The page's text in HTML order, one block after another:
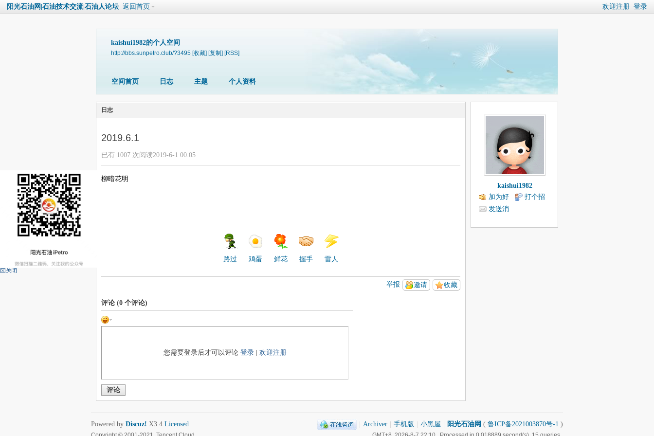
欢迎注册 登录
阳光石油网|石油技术交流|石油人论坛 返回首页
kaishui1982的个人空间
http://bbs.sunpetro.club/?3495 [收藏] [复制] [RSS]
空间首页 日志 主题 个人资料
日志
2019.6.1
已有 1007 次阅读2019-6-1 00:05
柳暗花明
路过 鸡蛋 鲜花 握手 雷人
收藏
邀请
举报
评论 (0 个评论)
您需要登录后才可以评论 登录| 欢迎注册
评论
kaishui1982
加为好
友
打个招
发送消
Archiver 手机版 小黑屋 阳光石油网 ( 鲁ICP备2021003870号-1 )
Powered by Discuz! X3.4 Licensed